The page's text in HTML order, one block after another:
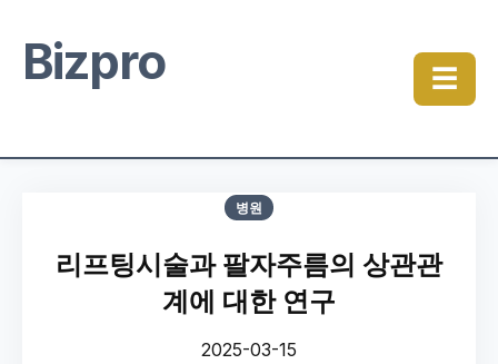
Bizpro ☰
병원
리프팅시술과 팔자주름의 상관관
계에 대한 연구
2025-03-15